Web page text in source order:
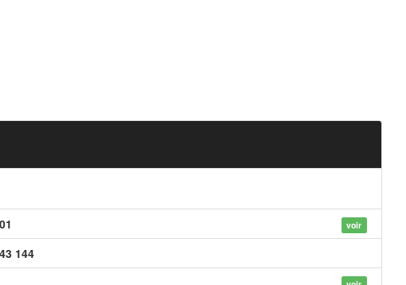
voir
144